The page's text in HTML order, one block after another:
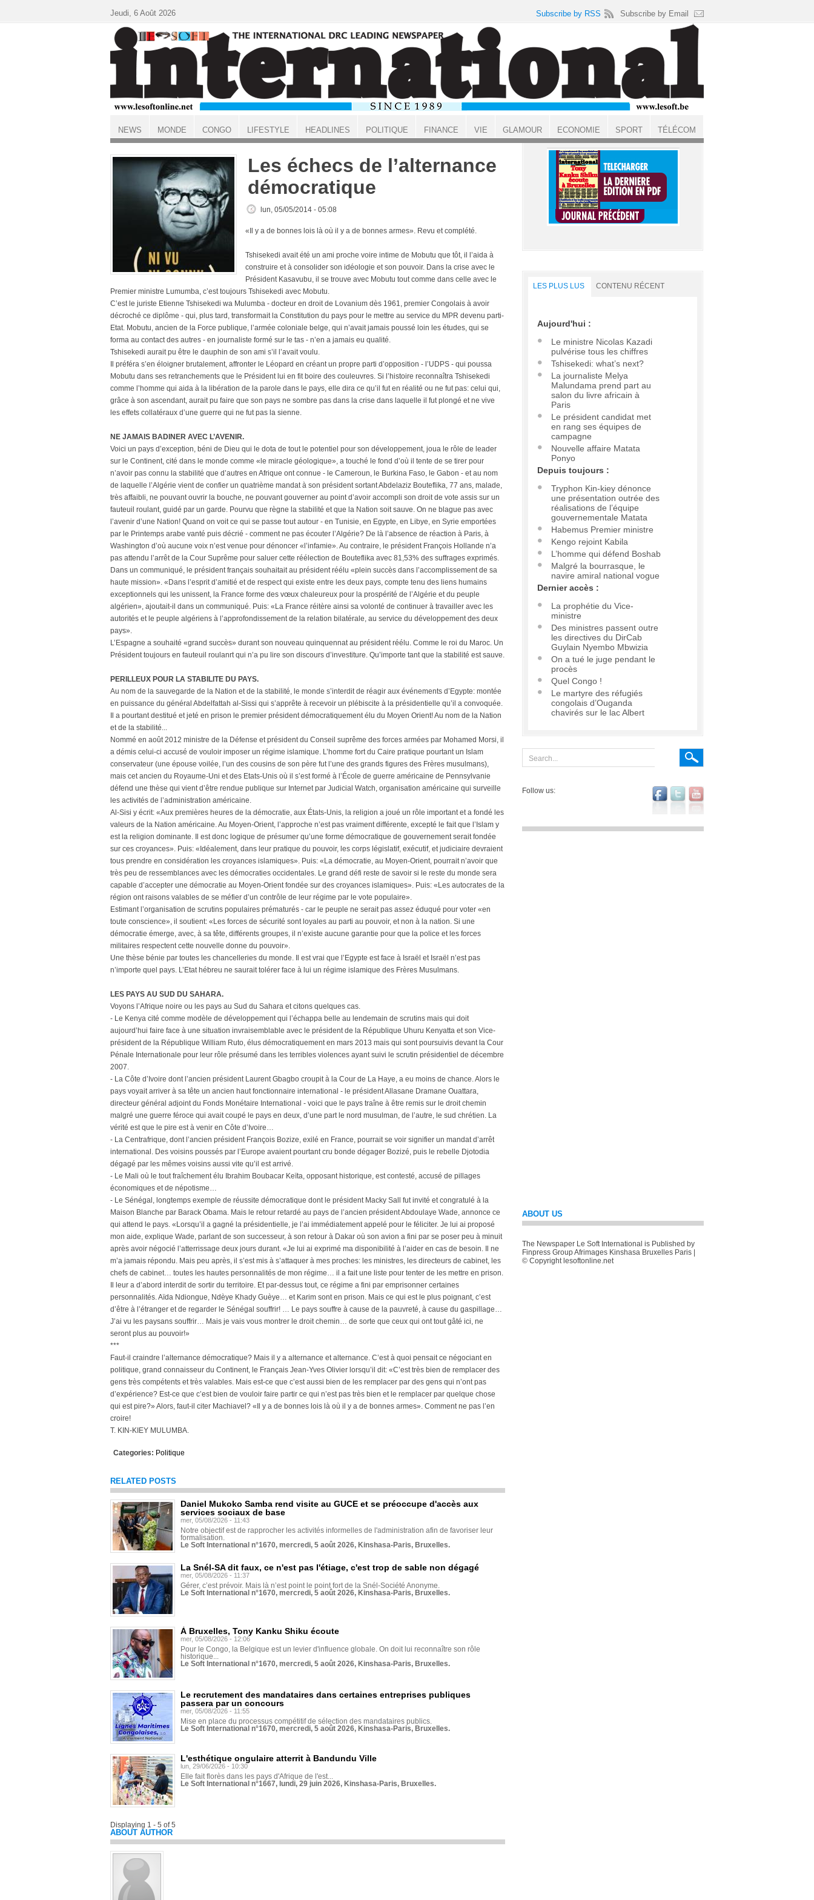
ACCUEIL
Les échecs de l’alternance
démocratique
lun, 05/05/2014 - 05:08
«Il y a de bonnes lois là où il y a de bonnes armes». Revu et complété.
Tshisekedi avait été un ami proche voire intime de Mobutu que tôt, il l’aida à
construire et à consolider son idéologie et son pouvoir. Dans la crise avec le
Président Kasavubu, il se trouve avec Mobutu tout comme dans celle avec le
Premier ministre Lumumba, c’est toujours Tshisekedi avec Mobutu.
C’est le juriste Etienne Tshisekedi wa Mulumba - docteur en droit de Lovanium dès 1961, premier Congolais à avoir
décroché ce diplôme - qui, plus tard, transformait la Constitution du pays pour le mettre au service du MPR devenu parti-
Etat. Mobutu, ancien de la Force publique, l’armée coloniale belge, qui n’avait jamais poussé loin les études, qui se
forma au contact des autres - en journaliste formé sur le tas - n’en a jamais eu qualité.
Tshisekedi aurait pu être le dauphin de son ami s’il l’avait voulu.
Il préféra s’en éloigner brutalement, affronter le Léopard en créant un propre parti d’opposition - l’UDPS - qui poussa
Mobutu dans ses retranchements que le Président lui en fit boire des couleuvres. Si l’histoire reconnaîtra Tshisekedi
comme l’homme qui aida à la libération de la parole dans le pays, elle dira ce qu’il fut en réalité ou ne fut pas: celui qui,
grâce à son ascendant, aurait pu faire que son pays ne sombre pas dans la crise dans laquelle il fut plongé et ne vive
les effets collatéraux d’une guerre qui ne fut pas la sienne.
NE JAMAIS BADINER AVEC L’AVENIR.
Voici un pays d’exception, béni de Dieu qui le dota de tout le potentiel pour son développement, joua le rôle de leader
sur le Continent, cité dans le monde comme «le miracle géologique», a touché le fond d’où il tente de se tirer pour
n’avoir pas connu la stabilité que d’autres en Afrique ont connue - le Cameroun, le Burkina Faso, le Gabon - et au nom
de laquelle l’Algérie vient de confier un quatrième mandat à son président sortant Abdelaziz Bouteflika, 77 ans, malade,
très affaibli, ne pouvant ouvrir la bouche, ne pouvant gouverner au point d’avoir accompli son droit de vote assis sur un
fauteuil roulant, guidé par un garde. Pourvu que règne la stabilité et que la Nation soit sauve. On ne blague pas avec
l’avenir d’une Nation! Quand on voit ce qui se passe tout autour - en Tunisie, en Egypte, en Libye, en Syrie emportées
par le Printemps arabe vanté puis décrié - comment ne pas écouter l’Algérie? De là l’absence de réaction à Paris, à
Washington d’où aucune voix n’est venue pour dénoncer «l’infamie». Au contraire, le président François Hollande n’a
pas attendu l’arrêt de la Cour Suprême pour saluer cette réélection de Bouteflika avec 81,53% des suffrages exprimés.
Dans un communiqué, le président français souhaitait au président réélu «plein succès dans l’accomplissement de sa
haute mission». «Dans l’esprit d’amitié et de respect qui existe entre les deux pays, compte tenu des liens humains
exceptionnels qui les unissent, la France forme des vœux chaleureux pour la prospérité de l’Algérie et du peuple
algérien», ajoutait-il dans un communiqué. Puis: «La France réitère ainsi sa volonté de continuer à travailler avec les
autorités et le peuple algériens à l’approfondissement de la relation bilatérale, au service du développement des deux
pays».
L’Espagne a souhaité «grand succès» durant son nouveau quinquennat au président réélu. Comme le roi du Maroc. Un
Président toujours en fauteuil roulanrt qui n’a pu lire son discours d’investiture. Qu’importe tant que la stabilité est sauve.
PERILLEUX POUR LA STABILITE DU PAYS.
Au nom de la sauvegarde de la Nation et de la stabilité, le monde s’interdit de réagir aux événements d’Egypte: montée
en puissance du général Abdelfattah al-Sissi qui s’apprête à recevoir un plébiscite à la présidentielle qu’il a convoquée.
Il a pourtant destitué et jeté en prison le premier président démocratiquement élu du Moyen Orient! Au nom de la Nation
et de la stabilité...
Nommé en août 2012 ministre de la Défense et président du Conseil suprême des forces armées par Mohamed Morsi, il
a démis celui-ci accusé de vouloir imposer un régime islamique. L’homme fort du Caire pratique pourtant un Islam
conservateur (une épouse voilée, l’un des cousins de son père fut l’une des grands figures des Frères musulmans),
mais cet ancien du Royaume-Uni et des Etats-Unis où il s’est formé à l’École de guerre américaine de Pennsylvanie
défend une thèse qui vient d’être rendue publique sur Internet par Judicial Watch, organisation américaine qui surveille
les activités de l’administration américaine.
Al-Sisi y écrit: «Aux premières heures de la démocratie, aux États-Unis, la religion a joué un rôle important et a fondé les
valeurs de la Nation américaine. Au Moyen-Orient, l’approche n’est pas vraiment différente, excepté le fait que l’Islam y
est la religion dominante. Il est donc logique de présumer qu’une forme démocratique de gouvernement serait fondée
sur ces croyances». Puis: «Idéalement, dans leur pratique du pouvoir, les corps législatif, exécutif, et judiciaire devraient
tous prendre en considération les croyances islamiques». Puis: «La démocratie, au Moyen-Orient, pourrait n’avoir que
très peu de ressemblances avec les démocraties occidentales. Le grand défi reste de savoir si le reste du monde sera
capable d’accepter une démocratie au Moyen-Orient fondée sur des croyances islamiques». Puis: «Les autocrates de la
région ont raisons valables de se méfier d’un contrôle de leur régime par le vote populaire».
Estimant l’organisation de scrutins populaires prématurés - car le peuple ne serait pas assez éduqué pour voter «en
toute conscience», il soutient: «Les forces de sécurité sont loyales au parti au pouvoir, et non à la nation. Si une
démocratie émerge, avec, à sa tête, différents groupes, il n’existe aucune garantie pour que la police et les forces
militaires respectent cette nouvelle donne du pouvoir».
Une thèse bénie par toutes les chancelleries du monde. Il est vrai que l’Egypte est face à Israël et Israël n’est pas
n’importe quel pays. L’Etat hébreu ne saurait tolérer face à lui un régime islamique des Frères Musulmans.
LES PAYS AU SUD DU SAHARA.
Voyons l’Afrique noire ou les pays au Sud du Sahara et citons quelques cas.
- Le Kenya cité comme modèle de développement qui l’échappa belle au lendemain de scrutins mais qui doit
aujourd’hui faire face à une situation invraisemblable avec le président de la République Uhuru Kenyatta et son Vice-
président de la République William Ruto, élus démocratiquement en mars 2013 mais qui sont poursuivis devant la Cour
Pénale Internationale pour leur rôle présumé dans les terribles violences ayant suivi le scrutin présidentiel de décembre
2007.
- La Côte d’Ivoire dont l’ancien président Laurent Gbagbo croupit à la Cour de La Haye, a eu moins de chance. Alors le
pays voyait arriver à sa tête un ancien haut fonctionnaire international - le président Allasane Dramane Ouattara,
directeur général adjoint du Fonds Monétaire International - voici que le pays traîne à être remis sur le droit chemin
malgré une guerre féroce qui avait coupé le pays en deux, d’une part le nord musulman, de l’autre, le sud chrétien. La
vérité est que le pire est à venir en Côte d’Ivoire…
- La Centrafrique, dont l’ancien président François Bozize, exilé en France, pourrait se voir signifier un mandat d’arrêt
international. Des voisins poussés par l’Europe avaient pourtant cru bonde dégager Bozizé, puis le rebelle Djotodia
dégagé par les mêmes voisins aussi vite qu’il est arrivé.
- Le Mali où le tout fraîchement élu Ibrahim Boubacar Keïta, opposant historique, est contesté, accusé de pillages
économiques et de népotisme…
- Le Sénégal, longtemps exemple de réussite démocratique dont le président Macky Sall fut invité et congratulé à la
Maison Blanche par Barack Obama. Mais le retour retardé au pays de l’ancien président Abdoulaye Wade, annonce ce
qui attend le pays. «Lorsqu’il a gagné la présidentielle, je l’ai immédiatement appelé pour le féliciter. Je lui ai proposé
mon aide, explique Wade, parlant de son successeur, à son retour à Dakar où son avion a fini par se poser peu à minuit
après avoir négocié l’atterrissage deux jours durant. «Je lui ai exprimé ma disponibilité à l’aider en cas de besoin. Il ne
m’a jamais répondu. Mais peu après, il s’est mis à s’attaquer à mes proches: les ministres, les directeurs de cabinet, les
chefs de cabinet… toutes les hautes personnalités de mon régime… il a fait une liste pour tenter de les mettre en prison.
Il leur a d’abord interdit de sortir du territoire. Et par-dessus tout, ce régime a fini par emprisonner certaines
personnalités. Aïda Ndiongue, Ndèye Khady Guèye… et Karim sont en prison. Mais ce qui est le plus poignant, c’est
d’être à l’étranger et de regarder le Sénégal souffrir! … Le pays souffre à cause de la pauvreté, à cause du gaspillage…
J’ai vu les paysans souffrir… Mais je vais vous montrer le droit chemin… de sorte que ceux qui ont tout gâté ici, ne
seront plus au pouvoir!»
***
Faut-il craindre l’alternance démocratique? Mais il y a alternance et alternance. C’est à quoi pensait ce négociant en
politique, grand connaisseur du Continent, le Français Jean-Yves Olivier lorsqu’il dit: «C’est très bien de remplacer des
gens très compétents et très valables. Mais est-ce que c’est aussi bien de les remplacer par des gens qui n’ont pas
d’expérience? Est-ce que c’est bien de vouloir faire partir ce qui n’est pas très bien et le remplacer par quelque chose
qui est pire?» Alors, faut-il citer Machiavel? «Il y a de bonnes lois là où il y a de bonnes armes». Comment ne pas l’en
croire!
T. KIN-KIEY MULUMBA.
Categories: Politique
RELATED POSTS
Daniel Mukoko Samba rend visite au GUCE et se préoccupe d'accès aux
services sociaux de base
mer, 05/08/2026 - 11:43
Notre objectif est de rapprocher les activités informelles de l'administration afin de favoriser leur
formalisation.
Le Soft International n°1670, mercredi, 5 août 2026, Kinshasa-Paris, Bruxelles.
La Snél-SA dit faux, ce n'est pas l'étiage, c'est trop de sable non dégagé
mer, 05/08/2026 - 11:37
Gérer, c’est prévoir. Mais là n’est point le point fort de la Snél-Société Anonyme.
Le Soft International n°1670, mercredi, 5 août 2026, Kinshasa-Paris, Bruxelles.
À Bruxelles, Tony Kanku Shiku écoute
mer, 05/08/2026 - 12:06
Pour le Congo, la Belgique est un levier d'influence globale. On doit lui reconnaître son rôle
historique...
Le Soft International n°1670, mercredi, 5 août 2026, Kinshasa-Paris, Bruxelles.
Le recrutement des mandataires dans certaines entreprises publiques
passera par un concours
mer, 05/08/2026 - 11:55
Mise en place du processus compétitif de sélection des mandataires publics.
Le Soft International n°1670, mercredi, 5 août 2026, Kinshasa-Paris, Bruxelles.
L'esthétique ongulaire atterrit à Bandundu Ville
lun, 29/06/2026 - 10:30
Elle fait florès dans les pays d'Afrique de l'est...
Le Soft International n°1667, lundi, 29 juin 2026, Kinshasa-Paris, Bruxelles.
Displaying 1 - 5 of 5
ABOUT AUTHOR
LES PLUS LUS CONTENU RÉCENT
Aujourd'hui :
Le ministre Nicolas Kazadi
pulvérise tous les chiffres
Tshisekedi: what’s next?
La journaliste Melya
Malundama prend part au
salon du livre africain à
Paris
Le président candidat met
en rang ses équipes de
campagne
Nouvelle affaire Matata
Ponyo
Depuis toujours :
Tryphon Kin-kiey dénonce
une présentation outrée des
réalisations de l’équipe
gouvernementale Matata
Habemus Premier ministre
Kengo rejoint Kabila
L’homme qui défend Boshab
Malgré la bourrasque, le
navire amiral national vogue
Dernier accès :
La prophétie du Vice-
ministre
Des ministres passent outre
les directives du DirCab
Guylain Nyembo Mbwizia
On a tué le juge pendant le
procès
Quel Congo !
Le martyre des réfugiés
congolais d’Ouganda
chavirés sur le lac Albert
Follow us:
ABOUT US
The Newspaper Le Soft International is Published by
Finpress Group Afrimages Kinshasa Bruxelles Paris |
© Copyright lesoftonline.net
Jeudi, 6 Août 2026 Subscribe by RSS Subscribe by Email
NEWS MONDE CONGO LIFESTYLE HEADLINES POLITIQUE FINANCE VIE GLAMOUR ECONOMIE SPORT TÉLÉCOM